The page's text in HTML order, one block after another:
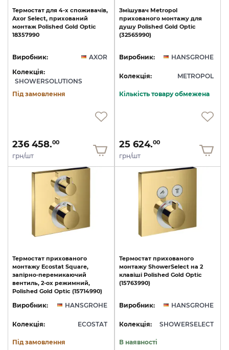
Термостат для 4-х споживачів,
Axor Select, прихований
монтаж Polished Gold Optic
18357990
Виробник:
AXOR
Колекція:
SHOWERSOLUTIONS
Під замовлення
236 458.00
грн/шт
Змішувач Metropol
прихованого монтажу для
душу Polished Gold Optic
(32565990)
Виробник: HANSGROHE
Колекція: METROPOL
Кількість товару обмежена
25 624.00
грн/шт
Термостат прихованого
монтажу Ecostat Square,
запірно-перемикаючий
вентиль, 2-ох режимний,
Polished Gold Optic (15714990)
Виробник: HANSGROHE
Колекція: ECOSTAT
Під замовлення
Термостат прихованого
монтажу ShowerSelect на 2
клавіші Polished Gold Optic
(15763990)
Виробник: HANSGROHE
Колекція: SHOWERSELECT
В наявності